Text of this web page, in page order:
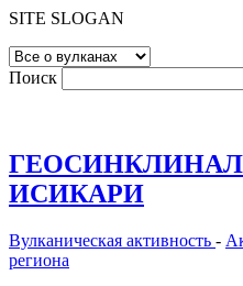
SITE SLOGAN
Поиск
ИСИКАРИ
Вулканическая активность -
региона